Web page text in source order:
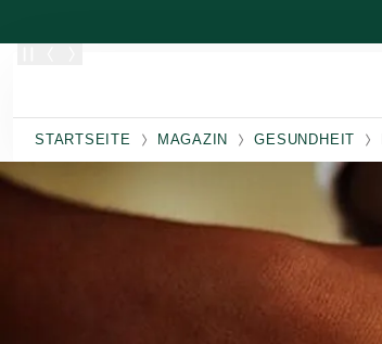
STARTSEITE MAGAZIN GESUNDHEIT